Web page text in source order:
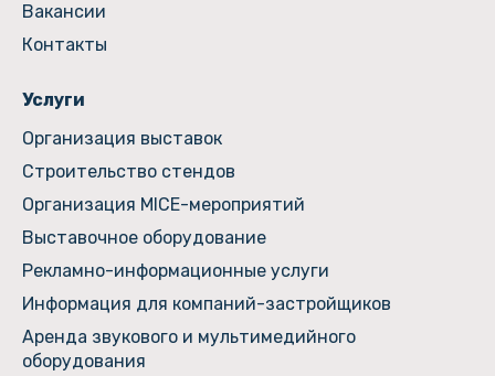
Вакансии
Контакты
Услуги
Организация выставок
Строительство стендов
Организация MICE-мероприятий
Выставочное оборудование
Рекламно-информационные услуги
Информация для компаний-застройщиков
Аренда звукового и мультимедийного
оборудования